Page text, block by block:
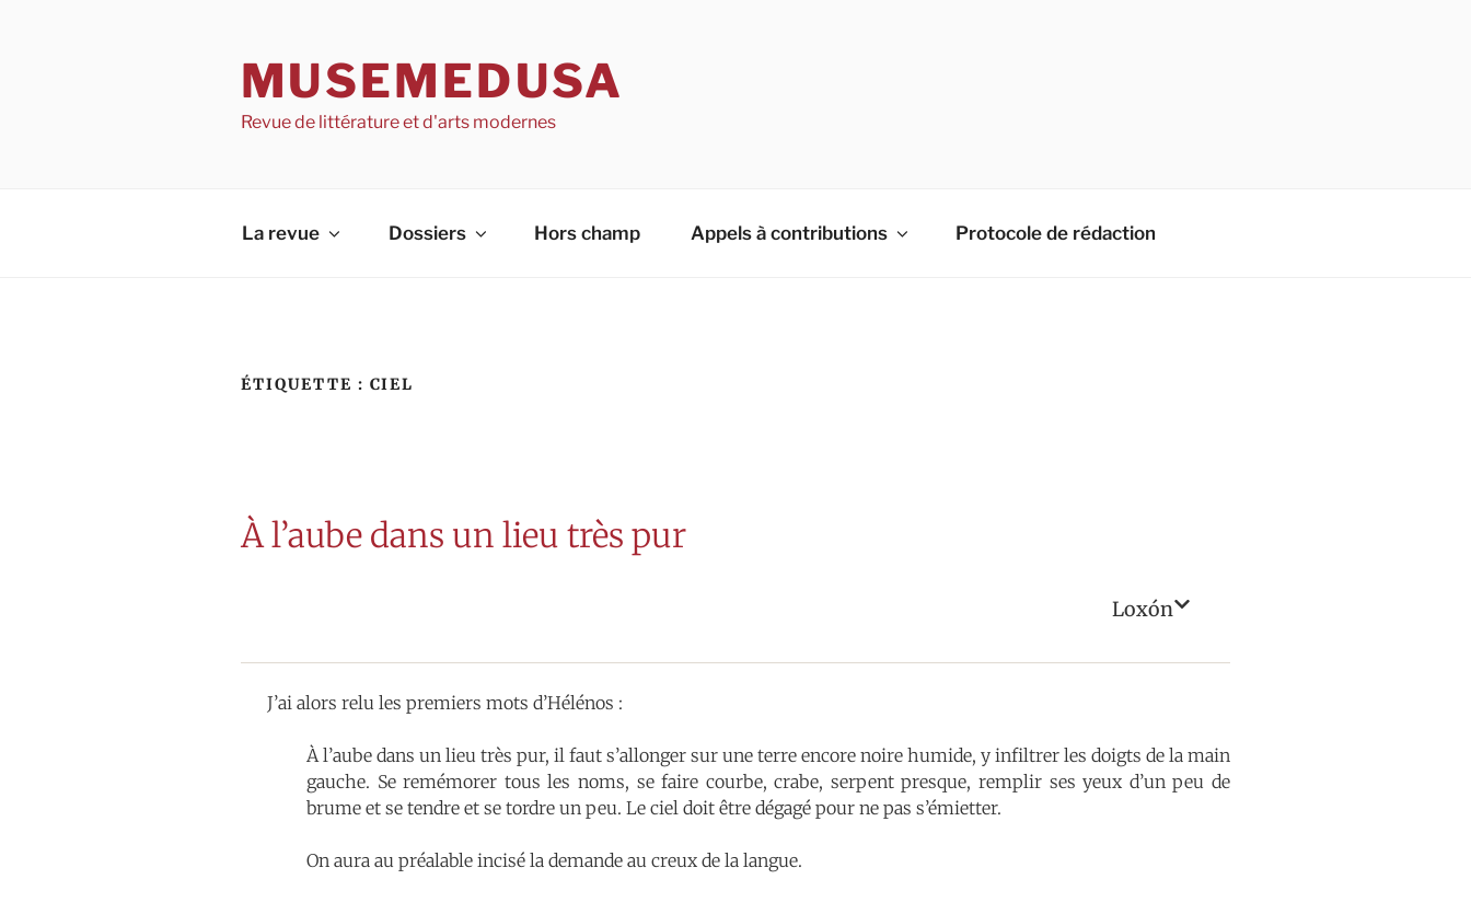
MUSEMEDUSA
Revue de littérature et d'arts modernes
La revue Dossiers Hors champ Appels à contributions Protocole de rédaction
ÉTIQUETTE : CIEL
À l’aube dans un lieu très pur
Loxón
J’ai alors relu les premiers mots d’Hélénos :
À l’aube dans un lieu très pur, il faut s’allonger sur une terre encore noire humide, y infiltrer les doigts de la main
gauche. Se remémorer tous les noms, se faire courbe, crabe, serpent presque, remplir ses yeux d’un peu de
brume et se tendre et se tordre un peu. Le ciel doit être dégagé pour ne pas s’émietter.
On aura au préalable incisé la demande au creux de la langue.